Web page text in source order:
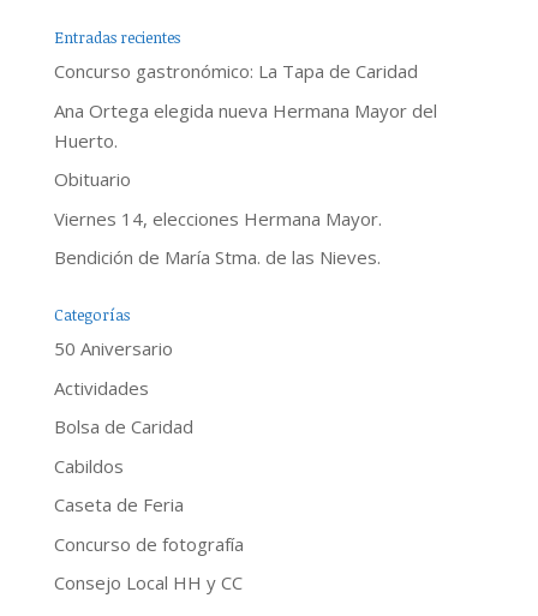
Entradas recientes
Concurso gastronómico: La Tapa de Caridad
Ana Ortega elegida nueva Hermana Mayor del
Huerto.
Obituario
Viernes 14, elecciones Hermana Mayor.
Bendición de María Stma. de las Nieves.
Categorías
50 Aniversario
Actividades
Bolsa de Caridad
Cabildos
Caseta de Feria
Concurso de fotografía
Consejo Local HH y CC